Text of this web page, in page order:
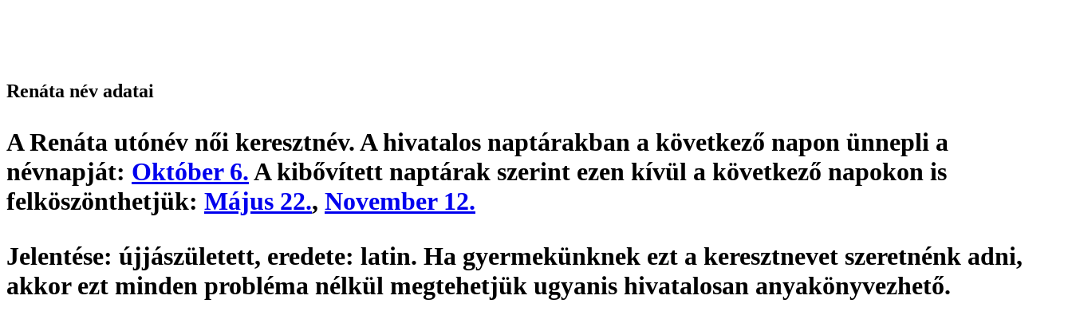
Renáta név adatai
A Renáta utónév női keresztnév. A hivatalos naptárakban a következő napon ünnepli a
névnapját: Október 6.A kibővített naptárak szerint ezen kívül a következő napokon is
felköszönthetjük: Május 22., November 12.
Jelentése: újjászületett, eredete: latin. Ha gyermekünknek ezt a keresztnevet szeretnénk adni,
akkor ezt minden probléma nélkül megtehetjük ugyanis hivatalosan anyakönyvezhető.